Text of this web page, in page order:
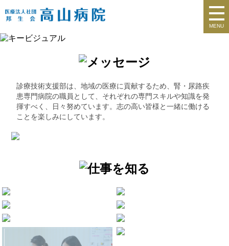
MENU
診療技術支援部は、地域の医療に貢献するため、腎・尿路疾
患専門病院の職員として、それぞれの専門スキルや知識を発
揮すべく、日々努めています。志の高い皆様と一緒に働ける
ことを楽しみにしています。